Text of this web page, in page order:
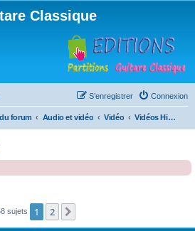
Classique
Connexion
S’enregistrer
forum Audio et vidéo Vidéo Vidéos Historiques
sujets 1 2